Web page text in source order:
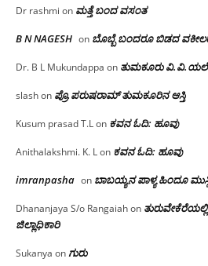
Dr rashmi on ಮತ್ತೆ ಬಂದ ವಸಂತ
B N NAGESH on ಬೊಬ್ಬೆ ಬಂದರೂ ಬಿಡದ
Dr. B L Mukundappa on ತುಮಕೂರು‌
slashon ಪ್ರೊ.ಪರುಷರಾಮ್ ತುಮಕೂರಿನ ಆಸ್ತಿ
Kusum prasad T.Lon ಕವನ ಓದಿ: ಹೂವು
Anithalakshmi. K. Lon ಕವನ ಓದಿ: ಹೂವು
imranpasha on ಬಾಬಯ್ಯನ ಪಾಳ್ಯ ಹಿಂದೂ
Dhananjaya S/o Rangaiahon
ಜಿಲ್ಲಾಧಿಕಾರಿ
Sukanya onಗುರು